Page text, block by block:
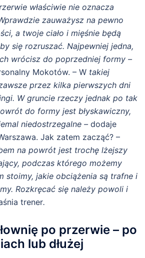
właściwie nie oznacza
zauważysz na pewno
a twoje ciało i mięśnie będą
się rozruszać. Najpewniej jedna,
wrócisz do poprzedniej formy –
Mokotów. – W takiej
przez kilka pierwszych dni
W gruncie rzeczy jednak po tak
do formy jest błyskawiczny,
niedostrzegalne – dodaje
Jak zatem zacząć? –
na powrót jest trochę lżejszy
podczas którego możemy
stoimy, jakie obciążenia są trafne i
Rozkręcać się należy powoli i
trener.
po przerwie – po
lub dłużej